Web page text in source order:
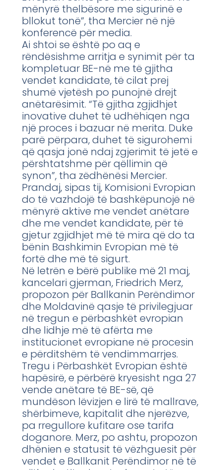
mënyrë thelbësore me sigurinë e
bllokut tonë”, tha Mercier në një
konferencë për media.
Ai shtoi se është po aq e
rëndësishme arritja e synimit për ta
kompletuar BE-në me të gjitha
vendet kandidate, të cilat prej
shumë vjetësh po punojnë drejt
anëtarësimit. “Të gjitha zgjidhjet
inovative duhet të udhëhiqen nga
një proces i bazuar në merita. Duke
parë përpara, duhet të sigurohemi
që qasja jonë ndaj zgjerimit të jetë e
përshtatshme për qëllimin që
synon”, tha zëdhënësi Mercier.
Prandaj, sipas tij, Komisioni Evropian
do të vazhdojë të bashkëpunojë në
mënyrë aktive me vendet anëtare
dhe me vendet kandidate, për të
gjetur zgjidhjet më të mira që do ta
bënin Bashkimin Evropian më të
fortë dhe më të sigurt.
Në letrën e bërë publike më 21 maj,
kancelari gjerman, Friedrich Merz,
propozon për Ballkanin Perëndimor
dhe Moldavinë qasje të privilegjuar
në tregun e përbashkët evropian
dhe lidhje më të afërta me
institucionet evropiane në procesin
e përditshëm të vendimmarrjes.
Tregu i Përbashkët Evropian është
hapësirë, e përbërë kryesisht nga 27
vende anëtare të BE-së, që
mundëson lëvizjen e lirë të mallrave,
shërbimeve, kapitalit dhe njerëzve,
pa rregullore kufitare ose tarifa
doganore. Merz, po ashtu, propozon
dhënien e statusit të vëzhguesit për
vendet e Ballkanit Perëndimor në të